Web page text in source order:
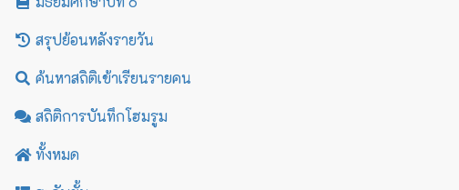
สรุปย้อนหลังรายวัน
ค้นหาสถิติเข้าเรียนรายคน
สถิติการบันทึกโฮมรูม
ทั้งหมด